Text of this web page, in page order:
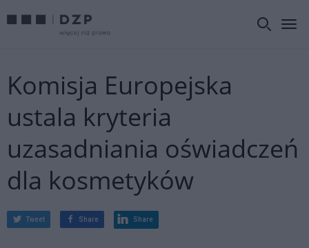
Komisja Europejska
ustala kryteria
uzasadniania oświadczeń
dla kosmetyków
Tweet Share Share